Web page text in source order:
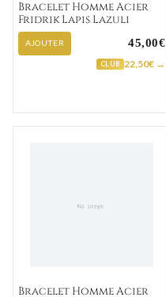
Bracelet Homme Acier
Fridrik Lapis Lazuli
AJOUTER 45,00€
CLUB 22,50€ →
Bracelet Homme Acier